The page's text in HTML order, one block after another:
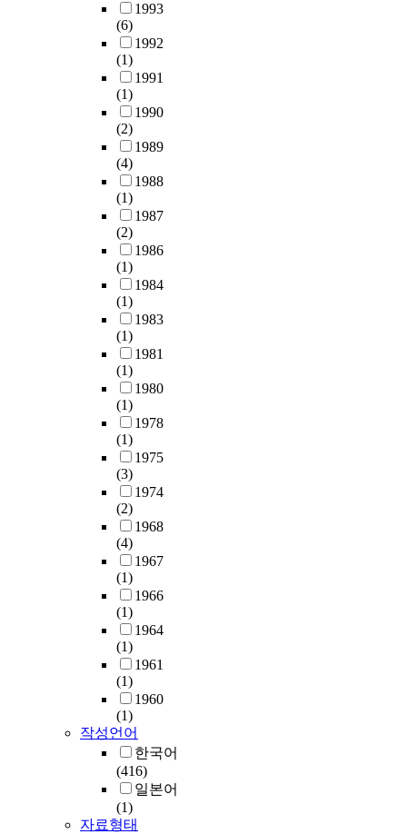
1993
(6)
1992
(1)
1991
(1)
1990
(2)
1989
(4)
1988
(1)
1987
(2)
1986
(1)
1984
(1)
1983
(1)
1981
(1)
1980
(1)
1978
(1)
1975
(3)
1974
(2)
1968
(4)
1967
(1)
1966
(1)
1964
(1)
1961
(1)
1960
(1)
작성언어
한국어
(416)
일본어
(1)
자료형태